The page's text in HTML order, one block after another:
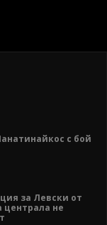
с бой
за Левски от
централа не